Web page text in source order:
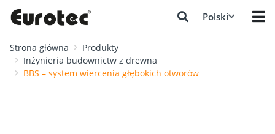
Polski
Strona główna
Produkty
Inżynieria budownictw z drewna
BBS – system wiercenia głębokich otworów